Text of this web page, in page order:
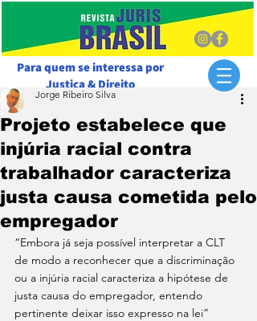
Para quem se interessa por
Justiça & Direito
Projeto estabelece que
injúria racial contra
trabalhador caracteriza
justa causa cometida pelo
empregador
Jorge Ribeiro Silva
“Embora já seja possível interpretar a CLT
de modo a reconhecer que a discriminação
ou a injúria racial caracteriza a hipótese de
justa causa do empregador, entendo
pertinente deixar isso expresso na lei”